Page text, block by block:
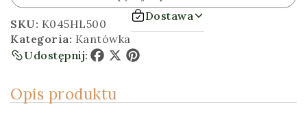
SKU: K045HL500
Kategoria: Kantówka
Dostawa
Udostępnij:
Opis produktu